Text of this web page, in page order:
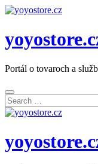
Portál o tovaroch a
Search
for: